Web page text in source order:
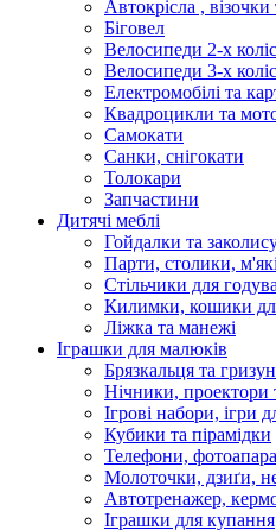
Автокрісла , візочки
Біговел
Велосипеди 2-х
Велосипеди 3-х
Електромобілі та
Квадроцикли та
Самокати
Санки, снігокати
Толокари
Запчастини
Дитячі меблі
Гойдалки та
Парти, столики,
Стільчики для
Килимки, кошики
Ліжка та манежі
Іграшки для малюків
Брязкальця та
Нічники, проектори
Ігрові набори, ігри
Кубики та пірамідки
Телефони,
Молоточки, дзиґи,
Автотренажер,
Іграшки для купання